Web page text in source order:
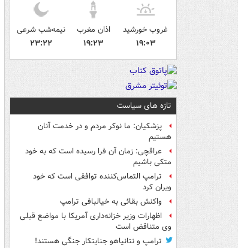
غروب خورشید
۱۹:۰۳
اذان مغرب
۱۹:۲۳
نیمه‌شب شرعی
۲۳:۲۲
تازه های سیاست
پزشکیان: ما نوکر مردم و در خدمت آنان
هستیم
عراقچی: زمان آن فرا رسیده است که به خود
متکی باشیم
ترامپ التماس‌کننده توافقی است که خود
ویران کرد
واکنش بقائی به خیالبافی ترامپ
اظهارات وزیر خزانه‌داری آمریکا با مواضع قبلی
وی متناقض است
ترامپ و نتانیاهو جنایتکار جنگی هستند!